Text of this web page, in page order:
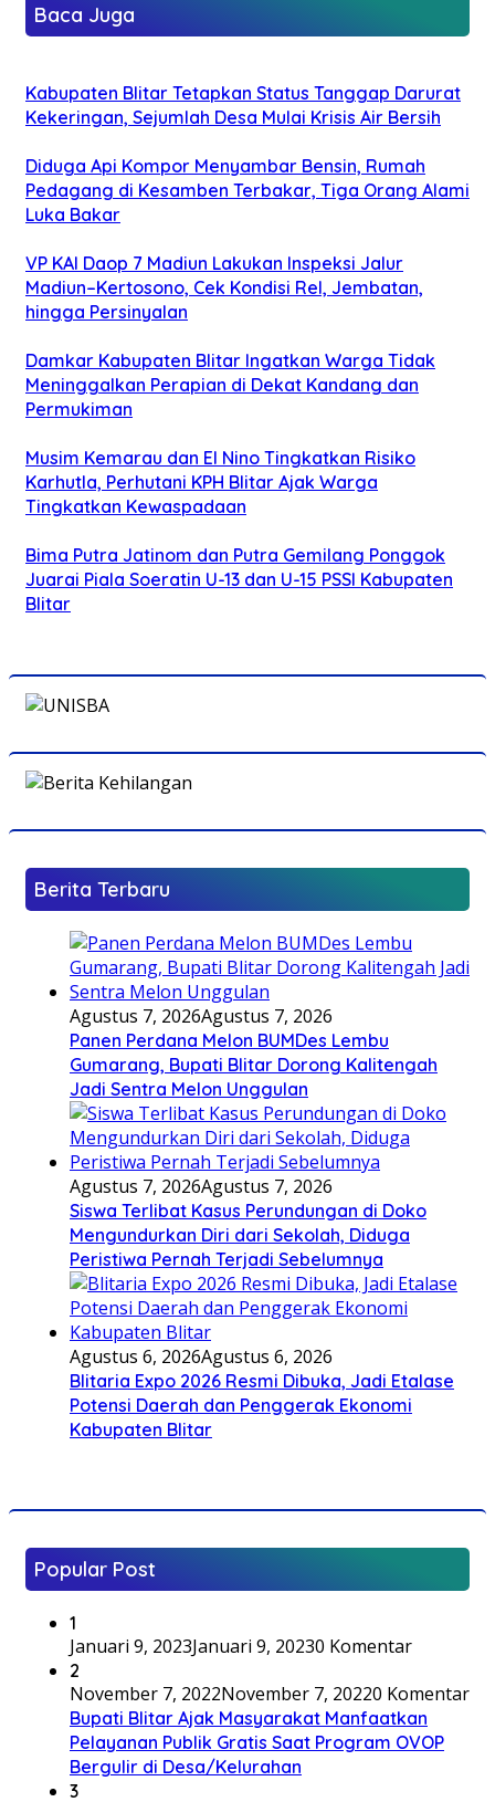
Baca Juga
Kabupaten Blitar Tetapkan Status Tanggap Darurat
Kekeringan, Sejumlah Desa Mulai Krisis Air Bersih
Diduga Api Kompor Menyambar Bensin, Rumah
Pedagang di Kesamben Terbakar, Tiga Orang Alami
Luka Bakar
VP KAI Daop 7 Madiun Lakukan Inspeksi Jalur
Madiun–Kertosono, Cek Kondisi Rel, Jembatan,
hingga Persinyalan
Damkar Kabupaten Blitar Ingatkan Warga Tidak
Meninggalkan Perapian di Dekat Kandang dan
Permukiman
Musim Kemarau dan El Nino Tingkatkan Risiko
Karhutla, Perhutani KPH Blitar Ajak Warga
Tingkatkan Kewaspadaan
Bima Putra Jatinom dan Putra Gemilang Ponggok
Juarai Piala Soeratin U-13 dan U-15 PSSI Kabupaten
Blitar
Berita Terbaru
Agustus 7, 2026Agustus 7, 2026
Panen Perdana Melon BUMDes Lembu
Gumarang, Bupati Blitar Dorong Kalitengah
Jadi Sentra Melon Unggulan
Agustus 7, 2026Agustus 7, 2026
Siswa Terlibat Kasus Perundungan di Doko
Mengundurkan Diri dari Sekolah, Diduga
Peristiwa Pernah Terjadi Sebelumnya
Agustus 6, 2026Agustus 6, 2026
Blitaria Expo 2026 Resmi Dibuka, Jadi Etalase
Potensi Daerah dan Penggerak Ekonomi
Kabupaten Blitar
Popular Post
1
Januari 9, 2023Januari 9, 20230 Komentar
2
November 7, 2022November 7, 20220 Komentar
Bupati Blitar Ajak Masyarakat Manfaatkan
Pelayanan Publik Gratis Saat Program OVOP
Bergulir di Desa/Kelurahan
3